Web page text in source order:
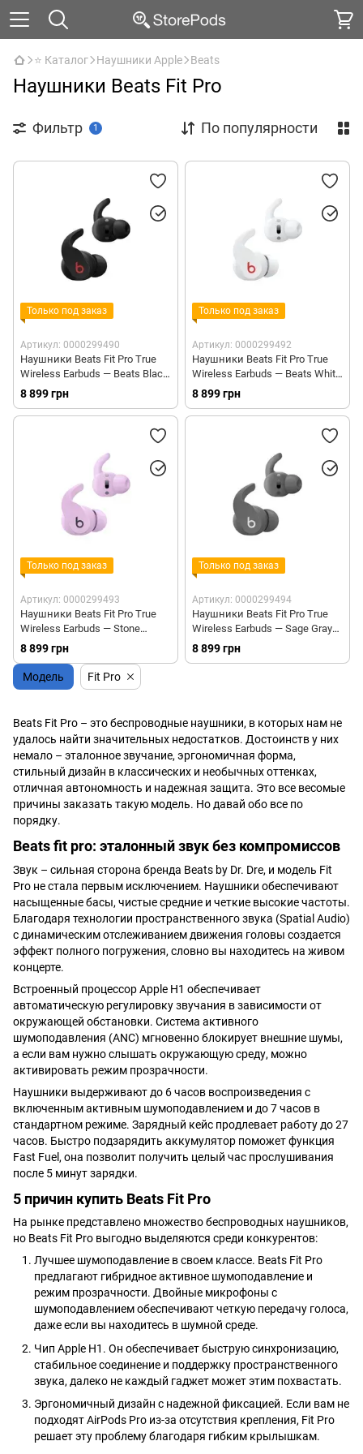
⭐ Каталог Наушники Apple Beats
Наушники Beats Fit Pro
Фильтр 1 По популярности
Только под заказ
Артикул: 0000299490
Наушники Beats Fit Pro True
Wireless Earbuds — Beats Black
(MK2F3)
8 899 грн
Только под заказ
Артикул: 0000299492
Наушники Beats Fit Pro True
Wireless Earbuds — Beats White
(MK2G3)
8 899 грн
Только под заказ
Артикул: 0000299493
Наушники Beats Fit Pro True
Wireless Earbuds — Stone
Purple (MK2H3)
8 899 грн
Только под заказ
Артикул: 0000299494
Наушники Beats Fit Pro True
Wireless Earbuds — Sage Gray
(MK2J3)
8 899 грн
Beats Fit Pro – это беспроводные наушники, в которых нам не
удалось найти значительных недостатков. Достоинств у них
немало – эталонное звучание, эргономичная форма,
стильный дизайн в классических и необычных оттенках,
отличная автономность и надежная защита. Это все весомые
причины заказать такую модель. Но давай обо все по
порядку.
Beats fit pro: эталонный звук без компромиссов
Звук – сильная сторона бренда Beats by Dr. Dre, и модель Fit
Pro не стала первым исключением. Наушники обеспечивают
насыщенные басы, чистые средние и четкие высокие частоты.
Благодаря технологии пространственного звука (Spatial Audio)
с динамическим отслеживанием движения головы создается
эффект полного погружения, словно вы находитесь на живом
концерте.
Встроенный процессор Apple H1 обеспечивает
автоматическую регулировку звучания в зависимости от
окружающей обстановки. Система активного
шумоподавления (ANC) мгновенно блокирует внешние шумы,
а если вам нужно слышать окружающую среду, можно
активировать режим прозрачности.
Наушники выдерживают до 6 часов воспроизведения с
включенным активным шумоподавлением и до 7 часов в
стандартном режиме. Зарядный кейс продлевает работу до 27
часов. Быстро подзарядить аккумулятор поможет функция
Fast Fuel, она позволит получить целый час прослушивания
после 5 минут зарядки.
5 причин купить Beats Fit Pro
На рынке представлено множество беспроводных наушников,
но Beats Fit Pro выгодно выделяются среди конкурентов:
Лучшее шумоподавление в своем классе. Beats Fit Pro
предлагают гибридное активное шумоподавление и
режим прозрачности. Двойные микрофоны с
шумоподавлением обеспечивают четкую передачу голоса,
даже если вы находитесь в шумной среде.
Чип Apple H1. Он обеспечивает быструю синхронизацию,
стабильное соединение и поддержку пространственного
звука, далеко не каждый гаджет может этим похвастать.
Эргономичный дизайн с надежной фиксацией. Если вам не
подходят AirPods Pro из-за отсутствия крепления, Fit Pro
решает эту проблему благодаря гибким крылышкам.
Модель Fit Pro